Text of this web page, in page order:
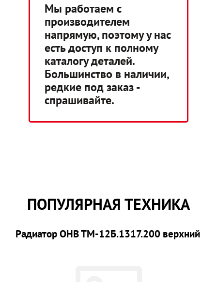
Мы работаем с
производителем
напрямую, поэтому у нас
есть доступ к полному
каталогу деталей.
Большинство в наличии,
редкие под заказ -
спрашивайте.
ПОПУЛЯРНАЯ ТЕХНИКА
Радиатор ОНВ ТМ-12Б.1317.200 верхний